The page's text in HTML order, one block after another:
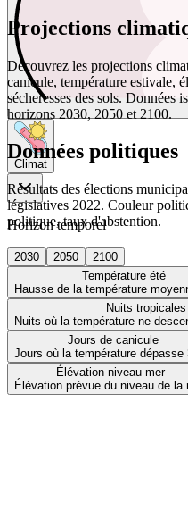
Climat
Horizon temporel
2030 2050
2100
Température été
Hausse de la température
Nuits tropicales
Nuits où la température ne
Jours de canicule
Jours où la température dépasse
Élévation niveau mer
Élévation prévue du niveau de la
Projections
Découvrez les projections
canicule, température estivale,
sécheresses des sols. Données
horizons 2030, 2050 et 2100.
Données politiques
Résultats des élections
législatives 2022. Couleur
politique, taux d'abstention.